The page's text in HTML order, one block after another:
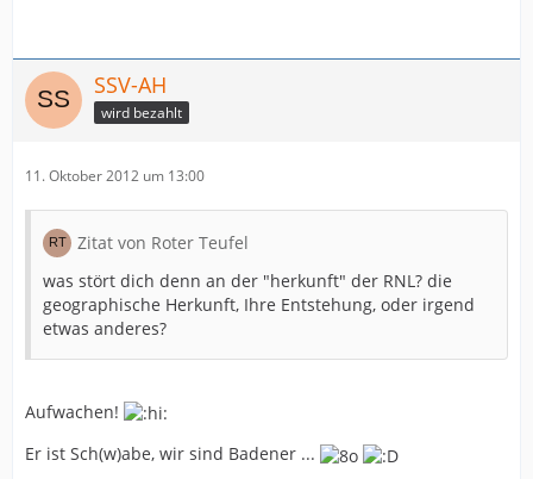
SSV-AH
wird bezahlt
11. Oktober 2012 um 13:00
Zitat von Roter Teufel
was stört dich denn an der "herkunft" der RNL? die
geographische Herkunft, Ihre Entstehung, oder irgend
etwas anderes?
Aufwachen!
Er ist Sch(w)abe, wir sind Badener ...